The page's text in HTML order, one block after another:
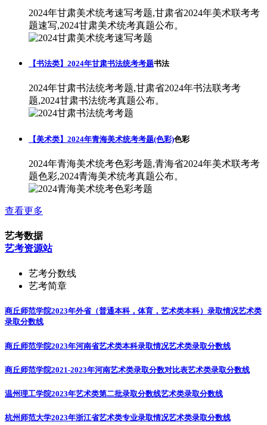
2024年甘肃美术统考速写考题,甘肃省2024年美术联考考
题速写,2024甘肃美术统考真题公布。
【书法类】2024年甘肃书法统考考题书法
2024年甘肃书法统考考题,甘肃省2024年书法联考考
题,2024甘肃书法统考真题公布。
【美术类】2024年青海美术统考考题(色彩)色彩
2024年青海美术统考色彩考题,青海省2024年美术联考考
题色彩,2024青海美术统考真题公布。
查看更多
艺考数据
艺考资源站
艺考分数线
艺考简章
商丘师范学院2023年外省（普通本科，体育，艺术类本科）录取情况艺术类
录取分数线
商丘师范学院2023年河南省艺术类本科录取情况艺术类录取分数线
商丘师范学院2021-2023年河南艺术类录取分数对比表艺术类录取分数线
温州理工学院2023年艺术类第二批录取分数线艺术类录取分数线
杭州师范大学2023年浙江省艺术类专业录取情况艺术类录取分数线